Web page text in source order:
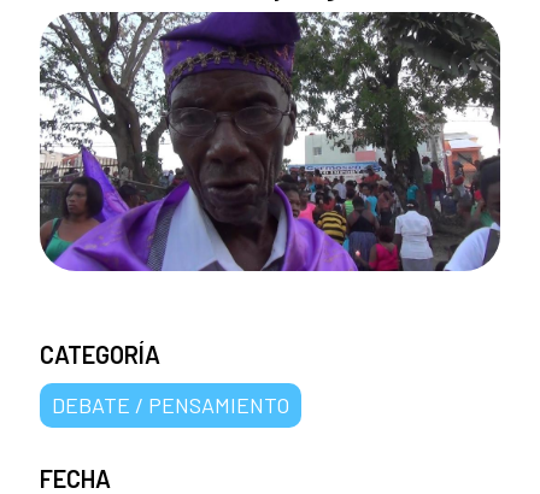
CATEGORÍA
DEBATE / PENSAMIENTO
FECHA